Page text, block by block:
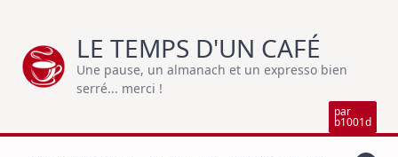
content
LE TEMPS D'UN CAFÉ
Une pause, un almanach et un expresso bien
serré... merci !
par
b1001d